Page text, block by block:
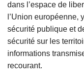
dans l’espace de
l’Union européenne,
sécurité publique et
sécurité sur les
informations
recourant.